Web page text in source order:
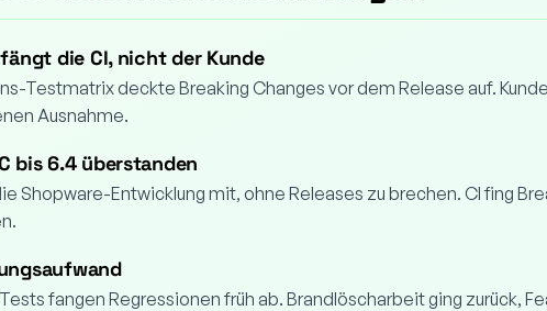
die CI, nicht der Kunde
Testmatrix deckte Breaking Changes vor dem Release auf.
Ausnahme.
bis 6.4 überstanden
Shopware-Entwicklung mit, ohne Releases zu brechen. CI fing
fangen Regressionen früh ab. Brandlöscharbeit ging zurück,